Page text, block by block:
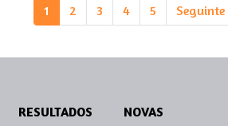
1 2 3 4 5 Seguinte
RESULTADOS NOVAS